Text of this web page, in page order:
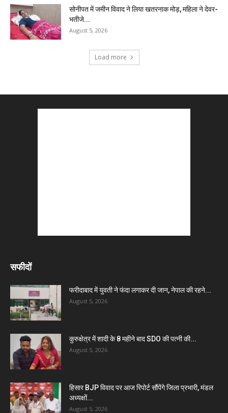
सोनीपत में जमीन विवाद ने लिया खतरनाक मोड़, महिला ने देवर-
भतीजे...
August 5, 2026
Load more
सफीदों
फरीदाबाद में युवती ने फंदा लगाकर दी जान, नेपाल की रहने...
August 5, 2026
कुरुक्षेत्र में शादी के 8 महीने बाद SDO की पत्नी की...
August 5, 2026
हिसार BJP विवाद पर आज रिपोर्ट सौंपेंगे जिला प्रभारी, मंडल
अध्यक्षों...
August 5, 2026